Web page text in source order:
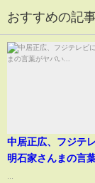
おすすめの記
中居正広、フジテ
明石家さんまの言